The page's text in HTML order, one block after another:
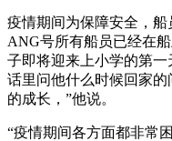
疫情期间为保障安全，
ANG号所有船员已经在
子即将迎来上小学的第
话里问他什么时候回家
的成长，”他说。
“疫情期间各方面都非常